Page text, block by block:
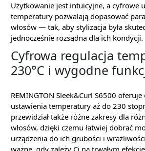
Użytkowanie jest intuicyjne, a cyfrowe
temperatury pozwalają dopasować
włosów — tak, aby stylizacja była
jednocześnie rozsądna dla ich kondycji.
Cyfrowa regulacja
230°C i wygodne
REMINGTON Sleek&Curl S6500
ustawienia temperatury aż do 230
przewidział także różne zakresy dla
włosów, dzięki czemu łatwiej dobrać
urządzenia do ich grubości i
ważne, gdy zależy Ci na trwałym